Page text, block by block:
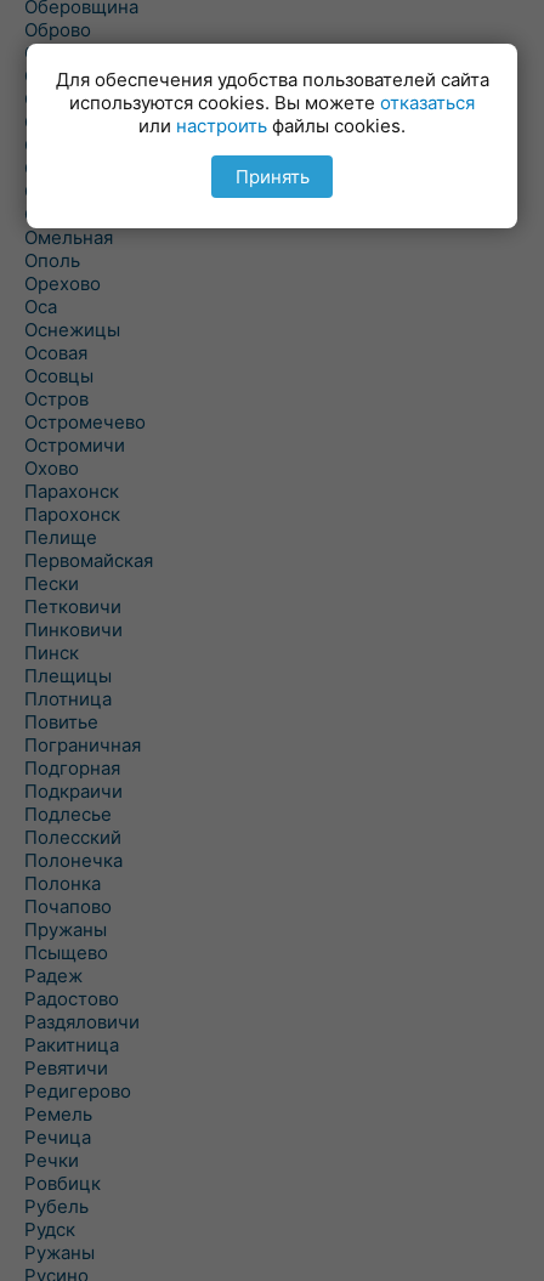
Оберовщина
Оброво
Огаревичи
Одрижин
Оздамичи
Озяты
Олтуш
Ольманы
Ольпень
Ольшаны
Омельная
Ополь
Орехово
Оса
Оснежицы
Осовая
Осовцы
Остров
Остромечево
Остромичи
Охово
Парахонск
Парохонск
Пелище
Первомайская
Пески
Петковичи
Пинковичи
Пинск
Плещицы
Плотница
Повитье
Пограничная
Подгорная
Подкраичи
Подлесье
Полесский
Полонечка
Полонка
Почапово
Пружаны
Псыщево
Радеж
Радостово
Раздяловичи
Ракитница
Ревятичи
Редигерово
Ремель
Речица
Речки
Ровбицк
Рубель
Рудск
Ружаны
Русино
Для обеспечения удобства пользователей сайта
используются cookies. Вы можете отказаться
или настроить файлы cookies.
Принять